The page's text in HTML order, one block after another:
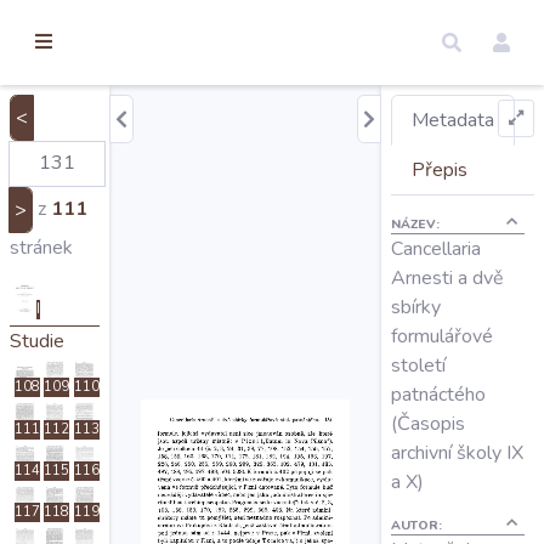
Úvod
Edice
Hledat
Mapy
<
> z 111
stránek
I
Studie
108 109 110
111 112 113
114 115 116
117 118 119
Metadata
Přepis
NÁZEV:
Cancellaria
Arnesti a dvě
sbírky
formulářové
století
patnáctého
(Časopis
archivní školy IX
a X)
AUTOR: